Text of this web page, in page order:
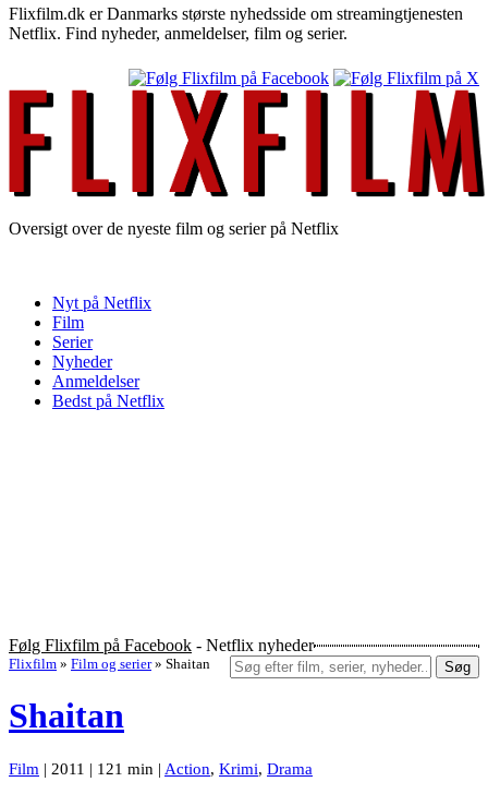
Flixfilm.dk er Danmarks største nyhedsside om streamingtjenesten
Netflix. Find nyheder, anmeldelser, film og serier.
Oversigt over de nyeste film og serier på Netflix
Nyt på Netflix
Film
Serier
Nyheder
Anmeldelser
Bedst på Netflix
Følg Flixfilm på Facebook - Netflix nyheder
Søg
Flixfilm » Film og serier » Shaitan
Shaitan
Film | 2011 | 121 min | Action, Krimi, Drama